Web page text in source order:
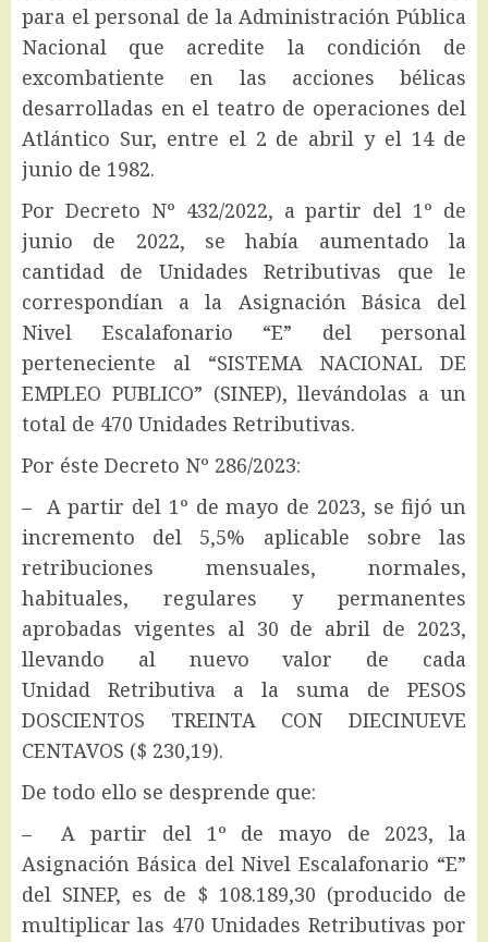
para el personal de la Administración Pública
Nacional que acredite la condición de
excombatiente en las acciones bélicas
desarrolladas en el teatro de operaciones del
Atlántico Sur, entre el 2 de abril y el 14 de
junio de 1982.
Por Decreto Nº 432/2022, a partir del 1º de
junio de 2022, se había aumentado la
cantidad de Unidades Retributivas que le
correspondían a la Asignación Básica del
Nivel Escalafonario “E” del personal
perteneciente al “SISTEMA NACIONAL DE
EMPLEO PUBLICO” (SINEP), llevándolas a un
total de 470 Unidades Retributivas.
Por éste Decreto Nº 286/2023:
– A partir del 1º de mayo de 2023, se fijó un
incremento del 5,5% aplicable sobre las
retribuciones mensuales, normales,
habituales, regulares y permanentes
aprobadas vigentes al 30 de abril de 2023,
llevando al nuevo valor de cada
Unidad Retributiva a la suma de PESOS
DOSCIENTOS TREINTA CON DIECINUEVE
CENTAVOS ($ 230,19).
De todo ello se desprende que:
– A partir del 1º de mayo de 2023, la
Asignación Básica del Nivel Escalafonario “E”
del SINEP, es de $ 108.189,30 (producido de
multiplicar las 470 Unidades Retributivas por